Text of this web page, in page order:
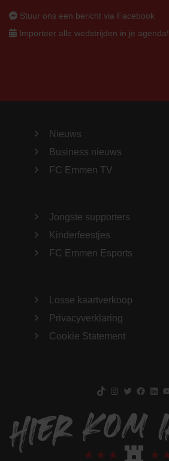
Stuur ons een bericht via Facebook
Importeer alle wedstrijden in je agenda!
Nieuws
Business nieuws
FC Emmen TV
Jongste supporters
Kinderfeestjes
FC Emmen Esports
Losse kaartverkoop
Privacyverklaring
Cookie Statement